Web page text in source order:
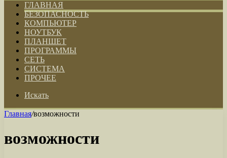
ГЛАВНАЯ
БЕЗОПАСНОСТЬ
КОМПЬЮТЕР
НОУТБУК
ПЛАНШЕТ
ПРОГРАММЫ
СЕТЬ
СИСТЕМА
ПРОЧЕЕ
Искать
Главная/возможности
возможности